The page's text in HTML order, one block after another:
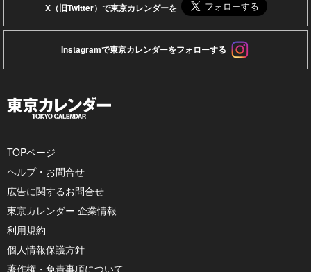
X（旧Twitter）で東京カレンダーを
Instagramで東京カレンダーをフォローする
TOPページ
ヘルプ・お問合せ
広告に関するお問合せ
東京カレンダー 企業情報
利用規約
個人情報保護方針
著作権・免責事項について